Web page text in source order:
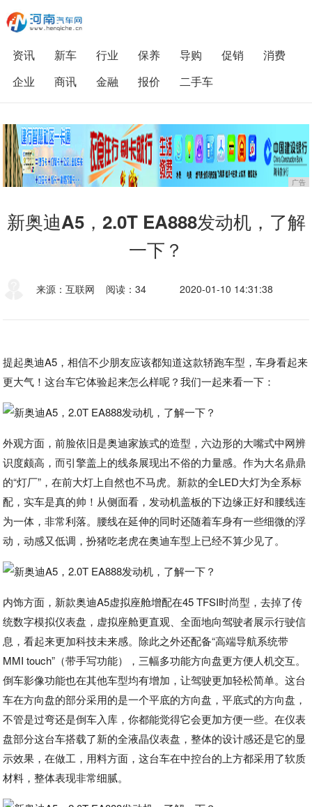
资讯 新车 行业 保养 导购 促销
消费
企业
商讯 金融 报价 二手车
广告
新奥迪A5，2.0T EA888发动机，了解
一下？
来源：互联网 阅读：34 2020-01-10 14:31:38
提起奥迪A5，相信不少朋友应该都知道这款轿跑车型，车身看起来
更大气！这台车它体验起来怎么样呢？我们一起来看一下：
外观方面，前脸依旧是奥迪家族式的造型，六边形的大嘴式中网辨
识度颇高，而引擎盖上的线条展现出不俗的力量感。作为大名鼎鼎
的“灯厂”，在前大灯上自然也不马虎。新款的全LED大灯为全系标
配，实车是真的帅！从侧面看，发动机盖板的下边缘正好和腰线连
为一体，非常利落。腰线在延伸的同时还随着车身有一些细微的浮
动，动感又低调，扮猪吃老虎在奥迪车型上已经不算少见了。
内饰方面，新款奥迪A5虚拟座舱增配在45 TFSI时尚型，去掉了传
统数字模拟仪表盘，虚拟座舱更直观、全面地向驾驶者展示行驶信
息，看起来更加科技未来感。除此之外还配备“高端导航系统带
MMI touch”（带手写功能），三幅多功能方向盘更方便人机交互。
倒车影像功能也在其他车型均有增加，让驾驶更加轻松简单。这台
车在方向盘的部分采用的是一个平底的方向盘，平底式的方向盘，
不管是过弯还是倒车入库，你都能觉得它会更加方便一些。在仪表
盘部分这台车搭载了新的全液晶仪表盘，整体的设计感还是它的显
示效果，在做工，用料方面，这台车在中控台的上方都采用了软质
材料，整体表现非常细腻。